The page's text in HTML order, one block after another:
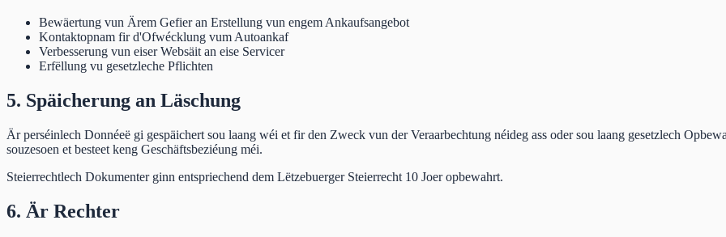
Bewäertung vun Ärem Gefier an Erstellung vun engem Ankaufsangebot
Kontaktopnam fir d'Ofwécklung vum Autoankaf
Verbesserung vun eiser Websäit an eise Servicer
Erfëllung vu gesetzleche Pflichten
5. Späicherung an Läschung
Är perséinlech Donnéeë gi gespäichert sou laang wéi et fir den Zweck vun der Veraarbechtung néideg ass oder sou laang gesetzlech
souzesoen et besteet keng Geschäftsbeziéung méi.
Steierrechtlech Dokumenter ginn entspriechend dem Lëtzebuerger Steierrecht 10 Joer opbewahrt.
6. Är Rechter